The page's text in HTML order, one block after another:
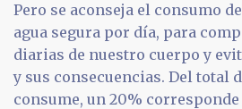
Pero se aconseja el consumo
agua segura por día, para
diarias de nuestro cuerpo y
y sus consecuencias. Del total
consume, un 20%